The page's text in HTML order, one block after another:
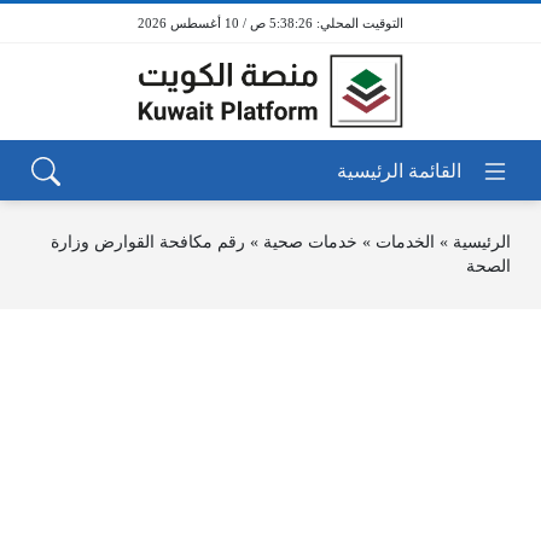
5:38:26 ص / 10 أغسطس 2026
الرئيسية » الخدمات » خدمات صحية » رقم مكافحة القوارض وزارة
الصحة